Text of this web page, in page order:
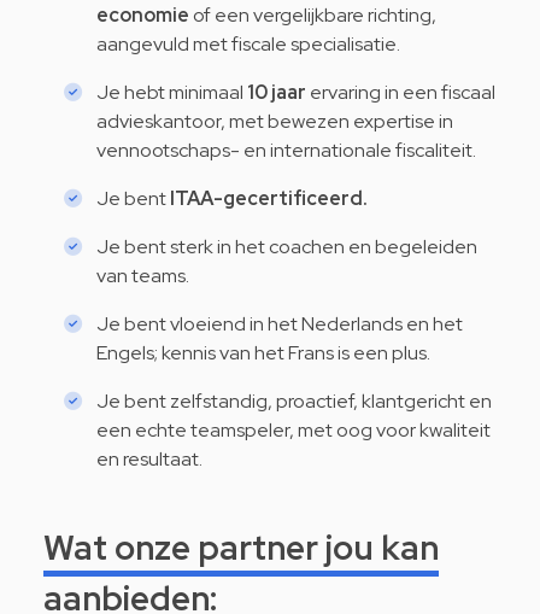
economie of een vergelijkbare richting,
aangevuld met fiscale specialisatie.
Je hebt minimaal 10 jaar ervaring in een fiscaal
advieskantoor, met bewezen expertise in
vennootschaps- en internationale fiscaliteit.
Je bentITAA-gecertificeerd.
Je bent sterk in het coachen en begeleiden
van teams.
Je bent vloeiend in het Nederlands en het
Engels; kennis van het Frans is een plus.
Je bent zelfstandig, proactief, klantgericht en
een echte teamspeler, met oog voor kwaliteit
en resultaat.
Wat onze partner jou kan
aanbieden: